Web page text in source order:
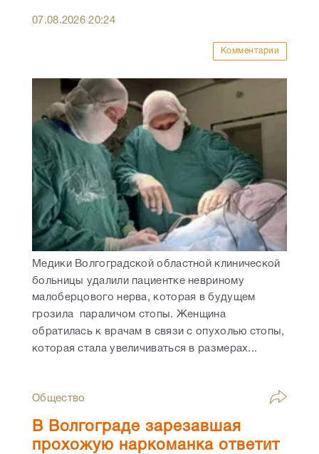
07.08.202620:24
Комментарии
Медики Волгоградской областной клинической
больницы удалили пациентке невриному
малоберцового нерва, которая в будущем
грозила параличом стопы. Женщина
обратилась к врачам в связи с опухолью стопы,
которая стала увеличиваться в размерах...
Общество
В Волгограде зарезавшая
прохожую наркоманка ответит